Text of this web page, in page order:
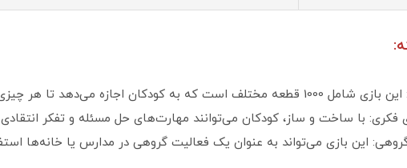
با ساخت و ساز، کودکان می‌توانند مهارت‌های حل مسئله و تفکر انتقادی
گروهی: این بازی می‌تواند به عنوان یک فعالیت گروهی در مدارس یا خانه‌ها